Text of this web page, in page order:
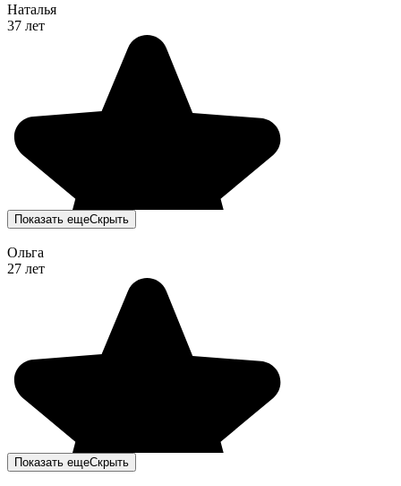
Наталья
37 лет
Показать ещеСкрыть
Ольга
27 лет
Показать ещеСкрыть